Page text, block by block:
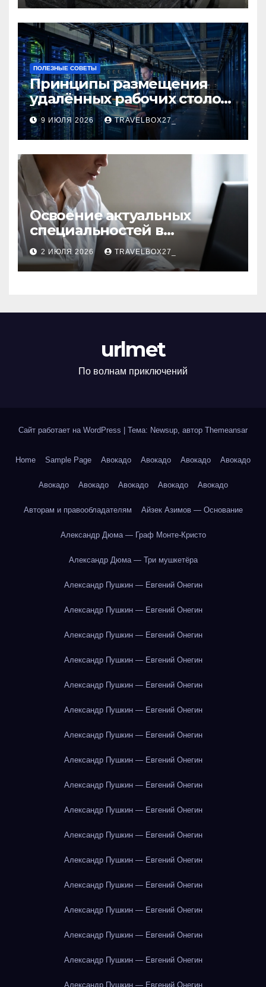
ПОЛЕЗНЫЕ СОВЕТЫ
Принципы размещения
удалённых рабочих столов
в Европе
9 ИЮЛЯ 2026 TRAVELBOX27_
Освоение актуальных
специальностей в
дистанционном формате
2 ИЮЛЯ 2026 TRAVELBOX27_
urlmet
По волнам приключений
Сайт работает на WordPress Тема: Newsup, автор Themeansar
Home Sample Page Авокадо Авокадо Авокадо Авокадо
Авокадо Авокадо Авокадо Авокадо Авокадо
Авторам и правообладателям Айзек Азимов — Основание
Александр Дюма — Граф Монте-Кристо
Александр Дюма — Три мушкетёра
Александр Пушкин — Евгений Онегин
Александр Пушкин — Евгений Онегин
Александр Пушкин — Евгений Онегин
Александр Пушкин — Евгений Онегин
Александр Пушкин — Евгений Онегин
Александр Пушкин — Евгений Онегин
Александр Пушкин — Евгений Онегин
Александр Пушкин — Евгений Онегин
Александр Пушкин — Евгений Онегин
Александр Пушкин — Евгений Онегин
Александр Пушкин — Евгений Онегин
Александр Пушкин — Евгений Онегин
Александр Пушкин — Евгений Онегин
Александр Пушкин — Евгений Онегин
Александр Пушкин — Евгений Онегин
Александр Пушкин — Евгений Онегин
Александр Пушкин — Евгений Онегин